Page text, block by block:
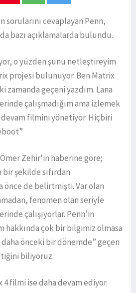
sorularını cevaplayan Penn,
bazı açıklamalarda bulundu.
o yüzden şunu netleştireyim
projesi bulunuyor. Ben Matrix
zamanda geçeni yazdım. Lana
çalışmadığım ama izlemek
devam filmini yönetiyor. Hiçbiri
Zehir'in haberine göre;
şekilde sıfırdan
önce de belirtmişti. Var olan
fenomen olan seriyle
çalışıyorlar. Penn’in
hakkında çok bir bilgimiz olmasa
önceki bir dönemde” geçen
biliyoruz.
4 filmi ise daha devam ediyor.